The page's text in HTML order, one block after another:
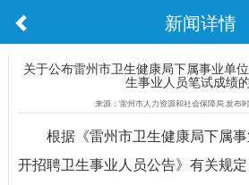
新闻详情
关于公布雷州市卫生健康局下属事业单
生事业人员笔试成绩
来源：雷州市人力资源和社会保障局 发布
根据《雷州市卫生健康局下属事
开招聘卫生事业人员公告》有关规